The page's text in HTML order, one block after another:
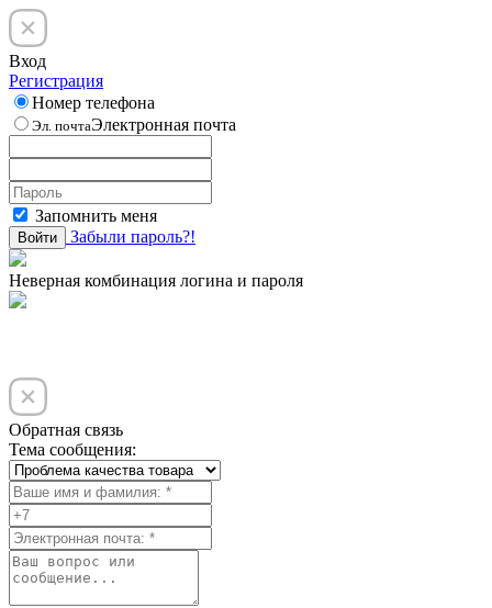
Вход
Регистрация
Номер телефона
Эл. почтаЭлектронная почта
Запомнить меня
Войти Забыли пароль?!
Неверная комбинация логина и пароля
Обратная связь
Тема сообщения: